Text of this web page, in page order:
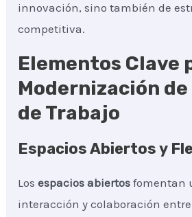
innovación, sino también de
competitiva.
Elementos Clave
Modernización de
de Trabajo
Espacios Abiertos y
Losespacios abiertos fomentan
interacción y colaboración